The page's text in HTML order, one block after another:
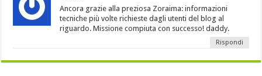
Ancora grazie alla preziosa Zoraima: informazioni
tecniche più volte richieste dagli utenti del blog al
riguardo. Missione compiuta con successo! daddy.
Rispondi